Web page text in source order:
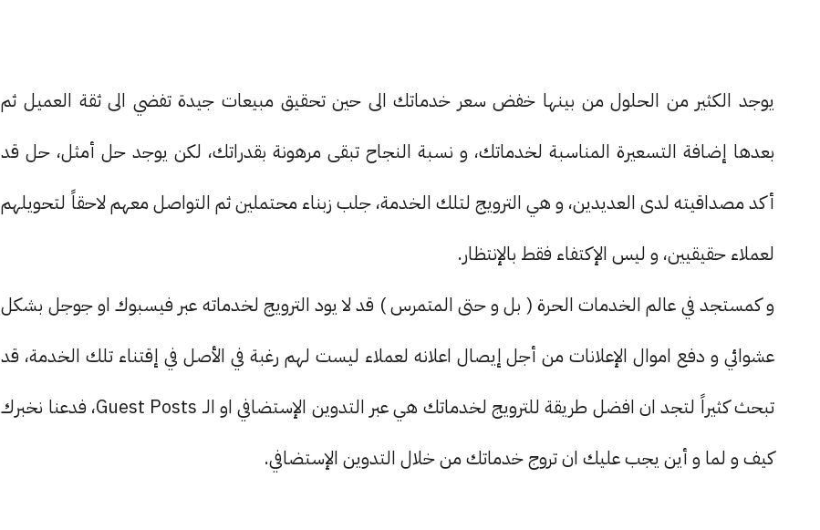
يوجد الكثير من الحلول من بينها خفض سعر خدماتك الى حين تحقيق مبيعات جيدة تفضي الى ثقة العميل ثم
بعدها إضافة التسعيرة المناسبة لخدماتك، و نسبة النجاح تبقى مرهونة بقدراتك، لكن يوجد حل أمثل، حل قد
أكد مصداقيته لدى العديدين، و هي الترويج لتلك الخدمة، جلب زبناء محتملين ثم التواصل معهم لاحقاً لتحويلهم
لعملاء حقيقيين، و ليس الإكتفاء فقط بالإنتظار.
و كمستجد في عالم الخدمات الحرة ( بل و حتى المتمرس ) قد لا يود الترويج لخدماته عبر فيسبوك او جوجل بشكل
عشوائي و دفع اموال الإعلانات من أجل إيصال اعلانه لعملاء ليست لهم رغبة في الأصل في إقتناء تلك الخدمة، قد
تبحث كثيراً لتجد ان افضل طريقة للترويج لخدماتك هي عبر التدوين الإستضافي او الـ Guest Posts، فدعنا نخبرك
كيف و لما و أين يجب عليك ان تروج خدماتك من خلال التدوين الإستضافي.